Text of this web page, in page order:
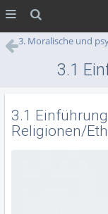
3. Moralische und
3.1
3.1
Religionen/